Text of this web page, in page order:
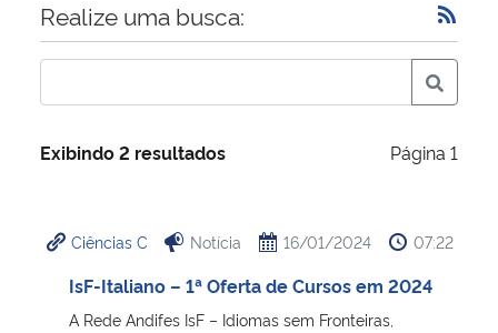
Ministério da Economia
Ministério da Infraestrutura
Ministério da Cidadania
Início do conteúdo
Realize uma busca:
Exibindo 2 resultados Página 1
Ciências C Notícia 16/01/2024 07:22
IsF-Italiano – 1ª Oferta de Cursos em 2024
A Rede Andifes IsF – Idiomas sem Fronteiras,